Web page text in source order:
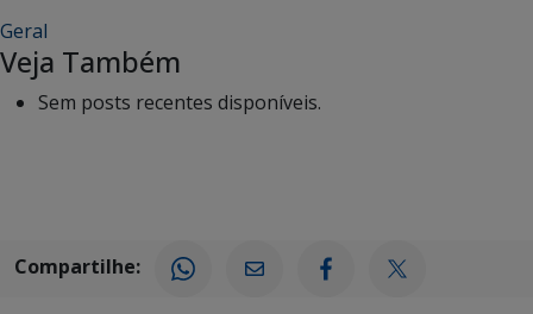
Geral
Veja Também
Sem posts recentes disponíveis.
Compartilhe: